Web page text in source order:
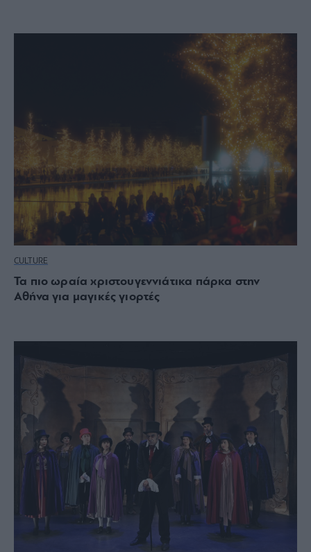
CULTURE
Τα πιο ωραία χριστουγεννιάτικα πάρκα στην
Αθήνα για μαγικές γιορτές